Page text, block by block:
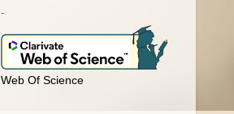
-
Web Of Science